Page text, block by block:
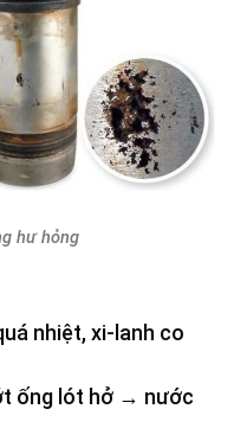
hư hỏng
nhiệt, xi-lanh co
ống lót hở → nước